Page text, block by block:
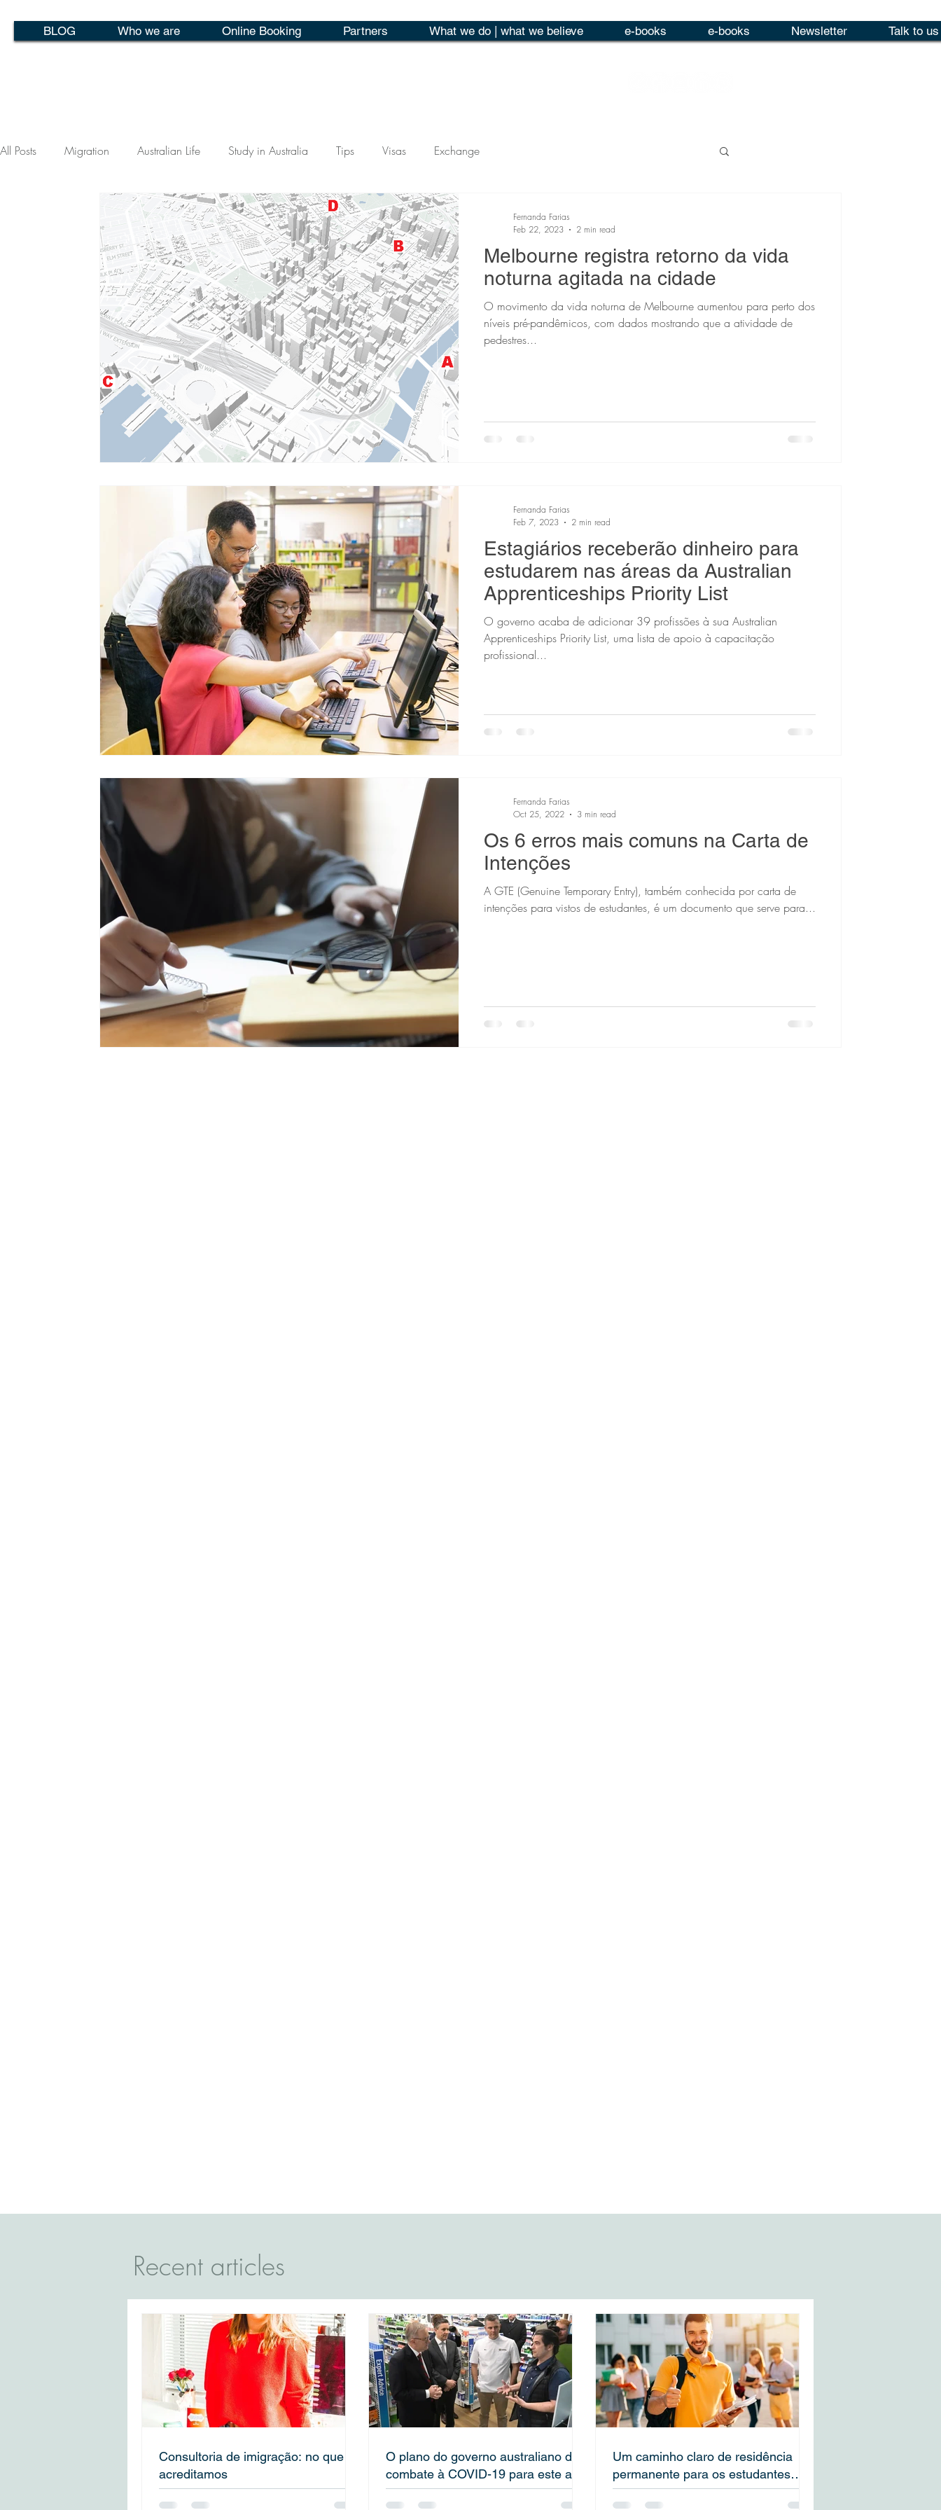
BLOG Who we are Online Booking Partners What we do | what we believe e-books e-books Newsletter Talk to us
All Posts Migration Australian Life Study in Australia Tips Visas Exchange
Melbourne registra retorno da vida
noturna agitada na cidade
O movimento da vida noturna de Melbourne aumentou para perto dos
níveis pré-pandêmicos, com dados mostrando que a atividade de
pedestres...
Fernanda Farias
Feb 22, 2023
2 min read
Estagiários receberão dinheiro para
estudarem nas áreas da Australian
Apprenticeships Priority List
O governo acaba de adicionar 39 profissões à sua Australian
Apprenticeships Priority List, uma lista de apoio à capacitação
profissional...
Fernanda Farias
Feb 7, 2023
2 min read
Os 6 erros mais comuns na Carta de
Intenções
A GTE (Genuine Temporary Entry), também conhecida por carta de
intenções para vistos de estudantes, é um documento que serve para...
Fernanda Farias
Oct 25, 2022
3 min read
Recent articles
Consultoria de imigração: no que
acreditamos
O plano do governo australiano de
combate à COVID-19 para este ano
Um caminho claro de residência
permanente para os estudantes
internacionais